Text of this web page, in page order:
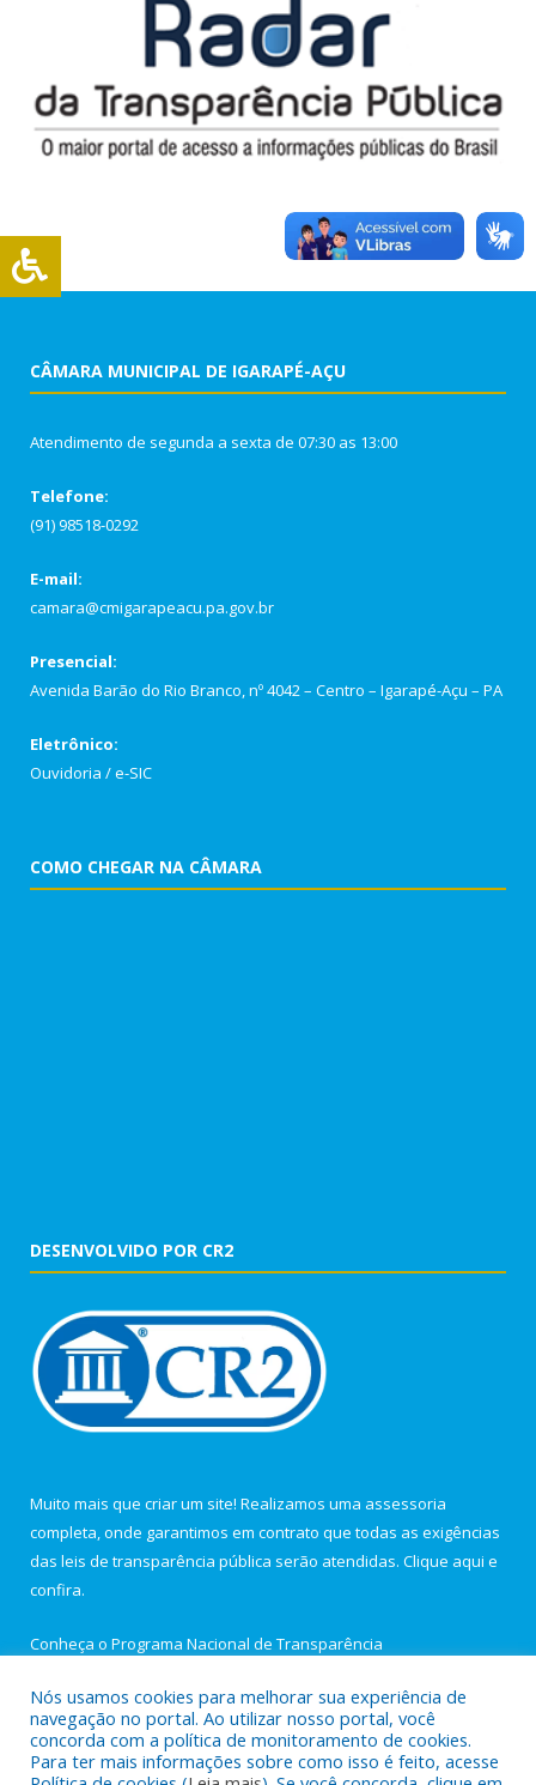
CÂMARA MUNICIPAL DE IGARAPÉ-AÇU
Atendimento de segunda a sexta de 07:30 as 13:00
Telefone:
(91) 98518-0292
E-mail:
camara@cmigarapeacu.pa.gov.br
Presencial:
Avenida Barão do Rio Branco, nº 4042 – Centro – Igarapé-Açu – PA
Eletrônico:
Ouvidoria /e-SIC
COMO CHEGAR NA CÂMARA
DESENVOLVIDO POR CR2
Muito mais que criar um site! Realizamos uma assessoria
completa, onde garantimos em contrato que todas as exigências
das leis de transparência pública serão atendidas. Clique aqui e
confira.
Conheça o Programa Nacional de Transparência
Todos os direitos reservados a Câmara Municipal de Igarapé-
Nós usamos cookies para melhorar sua experiência de
navegação no portal. Ao utilizar nosso portal, você
concorda com a política de monitoramento de cookies.
Para ter mais informações sobre como isso é feito, acesse